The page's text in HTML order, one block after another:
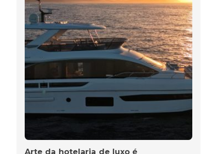
Arte da hotelaria de luxo é